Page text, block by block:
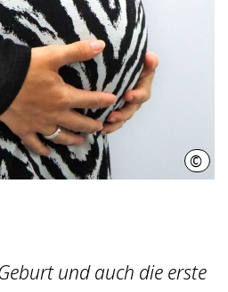
©
und auch die erste